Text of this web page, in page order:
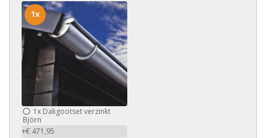
1x Dakgootset verzinkt
Björn
+€ 471,95
1x